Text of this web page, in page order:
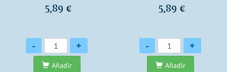
5,89 €
Cantidad
- +
Añadir
5,89 €
Cantidad
- +
Añadir